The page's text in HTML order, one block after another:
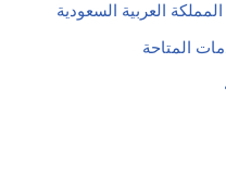
العربية السعودية
المتاحة